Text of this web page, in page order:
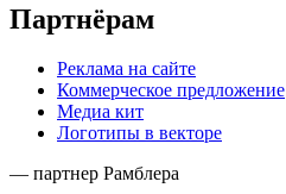
Партнёрам
Реклама на сайте
Коммерческое предложение
Медиа кит
Логотипы в векторе
— партнер Рамблера